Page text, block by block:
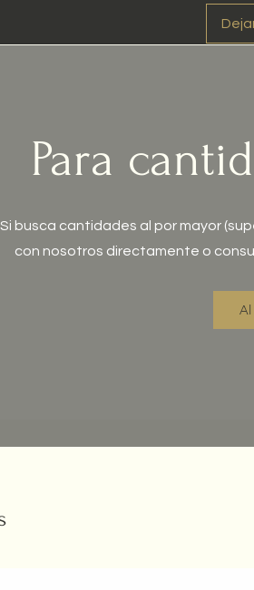
Para
Si busca cantidades al por mayor
con nosotros directamente o
Al